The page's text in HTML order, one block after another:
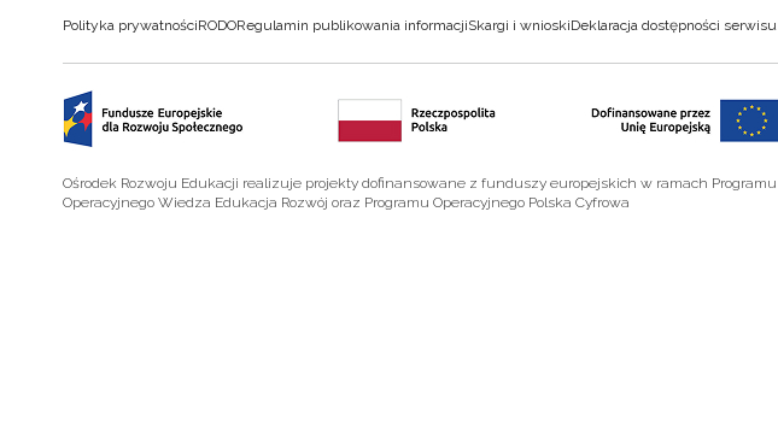
Polityka prywatnościRODORegulamin publikowania informacjiSkargi i wnioskiDeklaracja dostępności serwisu
Ośrodek Rozwoju Edukacji realizuje projekty dofinansowane z funduszy europejskich w ramach Programu
Operacyjnego Wiedza Edukacja Rozwój oraz Programu Operacyjnego Polska Cyfrowa